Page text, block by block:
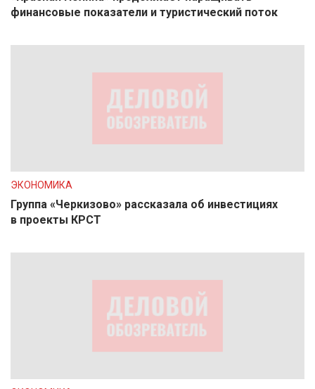
финансовые показатели и туристический поток
ЭКОНОМИКА
Группа «Черкизово» рассказала об инвестициях
в проекты КРСТ